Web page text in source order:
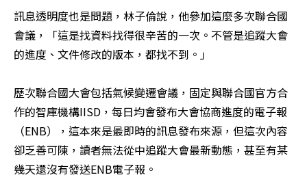
訊息透明度也是問題，林子倫說，他參加這麼多次聯合國
會議，「這是找資料找得很辛苦的一次。不管是追蹤大會
的進度、文件修改的版本，都找不到。」
歷次聯合國大會包括氣候變遷會議，固定與聯合國官方合
作的智庫機構IISD，每日均會發布大會協商進度的電子報
（ENB），這本來是最即時的訊息發布來源，但這次內容
卻乏善可陳，讀者無法從中追蹤大會最新動態，甚至有某
幾天還沒有發送ENB電子報。